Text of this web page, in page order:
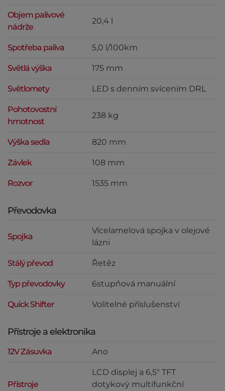
Objem palivové
nádrže
20,4 l
Spotřeba paliva 5,0 l/100km
Světlá výška 175 mm
Světlomety LED s denním svícením DRL
Pohotovostní
hmotnost
238 kg
Výška sedla 820 mm
Závlek 108 mm
Rozvor 1535 mm
Převodovka
Spojka
Vícelamelová spojka v olejové
lázni
Stálý převod Řetěz
Typ převodovky 6stupňová manuální
Quick Shifter Volitelné příslušenství
Přístroje a elektronika
12V Zásuvka Ano
Přístroje
LCD displej a 6,5" TFT
dotykový multifunkční